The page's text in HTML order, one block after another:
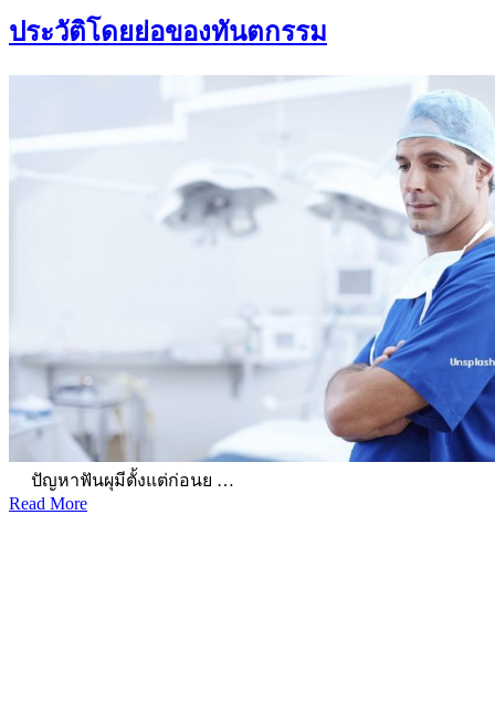
ประวัติโดยย่อของทันตกรรม
ปัญหาฟันผุมีตั้งแต่ก่อนย …
Read More